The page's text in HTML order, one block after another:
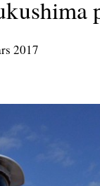
2017